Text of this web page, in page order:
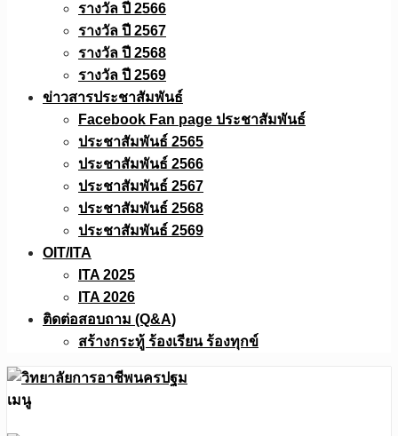
รางวัล ปี 2566
รางวัล ปี 2567
รางวัล ปี 2568
รางวัล ปี 2569
ข่าวสารประชาสัมพันธ์
Facebook Fan page ประชาสัมพันธ์
ประชาสัมพันธ์ 2565
ประชาสัมพันธ์ 2566
ประชาสัมพันธ์ 2567
ประชาสัมพันธ์ 2568
ประชาสัมพันธ์ 2569
OIT/ITA
ITA 2025
ITA 2026
ติดต่อสอบถาม (Q&A)
สร้างกระทู้ ร้องเรียน ร้องทุกข์
เมนู